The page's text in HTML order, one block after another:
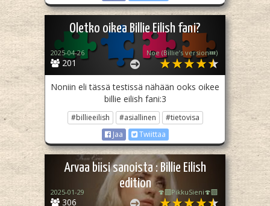
Oletko oikea Billie Eilish fani?
201
2025-04-26 Noe (Billie’s version💤)
Noniin eli tässä testissä nähään ooks oikee
billie eilish fani:3
#billieeilish #asiallinen
#tietovisa
Jaa
Twiittaa
Arvaa biisi sanoista : Billie Eilish
edition
306
2025-01-29 🍄‍🟫PikkuSieni🍄‍🟫